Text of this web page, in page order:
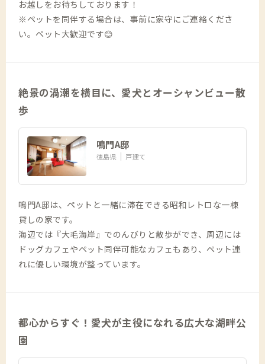
お越しをお待ちしております！
※ペットを同伴する場合は、事前に家守にご連絡くださ
い。ペット大歓迎です😊
絶景の渦潮を横目に、愛犬とオーシャンビュー散
歩
鳴門A邸
徳島県 戸建て
鳴門A邸は、ペットと一緒に滞在できる昭和レトロな一棟
貸しの家です。
海辺では『大毛海岸』でのんびりと散歩ができ、周辺には
ドッグカフェやペット同伴可能なカフェもあり、ペット連
れに優しい環境が整っています。
都心からすぐ！愛犬が主役になれる広大な湖畔公
園